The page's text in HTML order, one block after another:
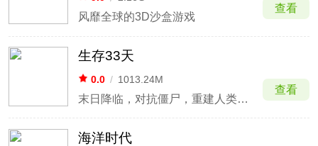
风靡全球的3D沙盒游戏
查看
生存33天
0.0 / 1013.24M
末日降临，对抗僵尸，重建人类希望
查看
海洋时代